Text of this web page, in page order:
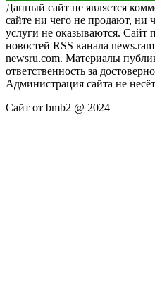
Данный сайт не является
сайте ни чего не продают, ни
услуги не оказываются. Сайт
новостей RSS канала
newsru.com. Материалы
ответственность за
Администрация сайта не
Сайт от bmb2 @ 2024